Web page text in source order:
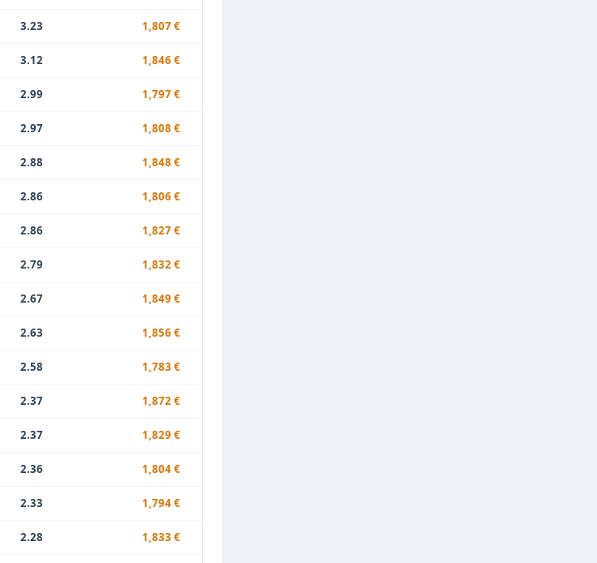
3.23 1,807 €
3.12 1,846 €
2.99 1,797 €
2.97 1,808 €
2.88 1,848 €
2.86 1,806 €
2.86 1,827 €
2.79 1,832 €
2.67 1,849 €
2.63 1,856 €
2.58 1,783 €
2.37 1,872 €
2.37 1,829 €
2.36 1,804 €
2.33 1,794 €
2.28 1,833 €